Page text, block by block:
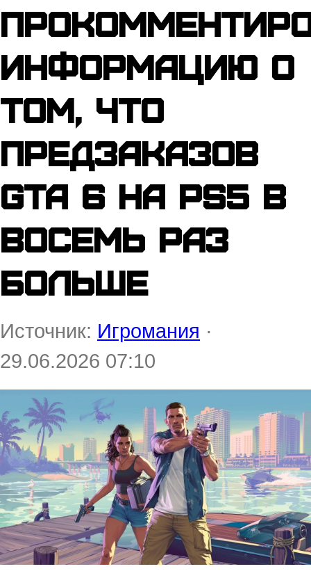
информацию о
том, что
предзаказов
GTA 6 на PS5 в
восемь раз
больше
Источник: Игромания ·
29.06.2026 07:10